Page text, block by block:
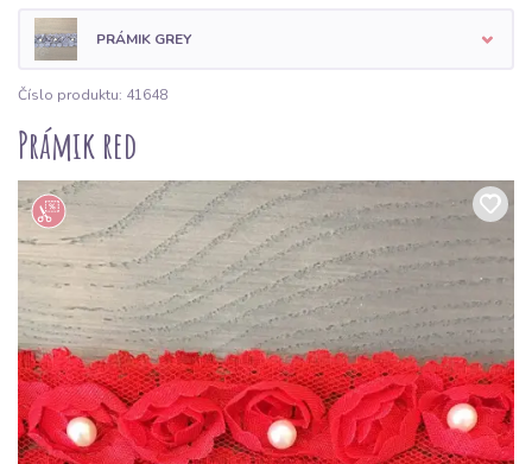
PRÁMIK GREY
Číslo produktu: 41648
Prámik red